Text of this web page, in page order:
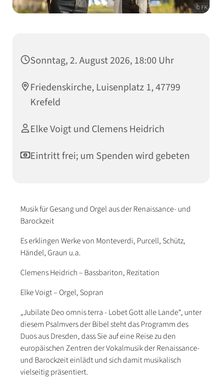
© FK
Sonntag, 2. August 2026, 18:00 Uhr
Friedenskirche, Luisenplatz 1, 47799
Krefeld
Elke Voigt und Clemens Heidrich
Eintritt frei; um Spenden wird gebeten
Musik für Gesang und Orgel aus der Renaissance- und
Barockzeit
Es erklingen Werke von Monteverdi, Purcell, Schütz,
Händel, Graun u.a.
Clemens Heidrich – Bassbariton, Rezitation
Elke Voigt – Orgel, Sopran
„Jubilate Deo omnis terra - Lobet Gott alle Lande“, unter
diesem Psalmvers der Bibel steht das Programm des
Duos aus Dresden, dass Sie auf eine Reise zu den
europäischen Zentren der Vokalmusik der Renaissance-
und Barockzeit einlädt und sich damit musikalisch
vielseitig präsentiert.